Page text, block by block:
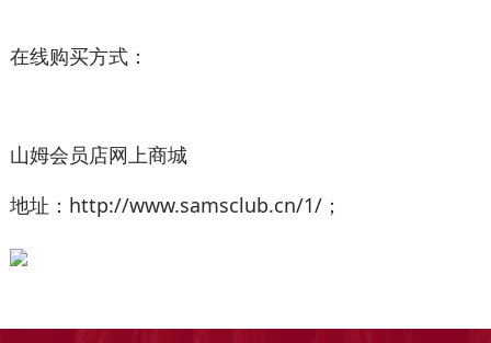
在线购买方式：
山姆会员店网上商城
地址：http://www.samsclub.cn/1/；